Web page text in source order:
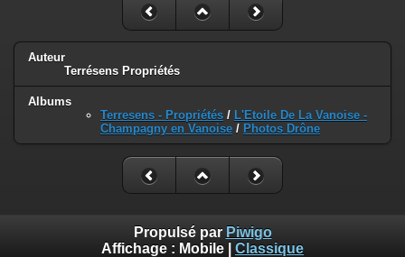
Auteur
Terrésens Propriétés
Albums
Terresens - Propriétés / L'Etoile De La Vanoise -
Champagny en Vanoise / Photos Drône
Propulsé par Piwigo
Affichage : Mobile Classique